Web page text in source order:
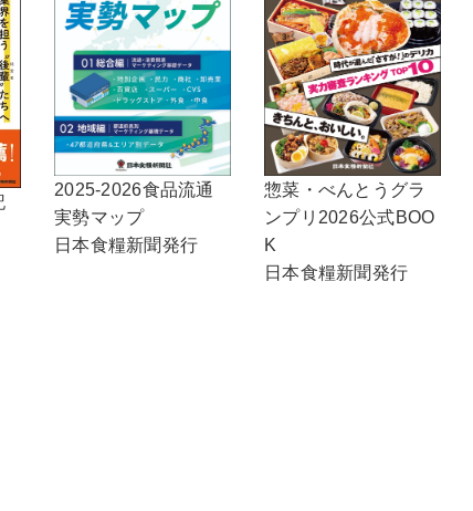
2025-2026食品流通
実勢マップ
日本食糧新聞発行
惣菜・べんとうグラ
ンプリ2026公式BOO
K
日本食糧新聞発行